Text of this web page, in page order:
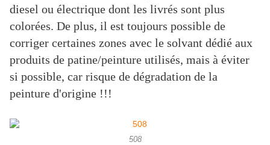
diesel ou électrique dont les livrés sont plus
colorées. De plus, il est toujours possible de
corriger certaines zones avec le solvant dédié aux
produits de patine/peinture utilisés, mais à éviter
si possible, car risque de dégradation de la
peinture d'origine !!!
508